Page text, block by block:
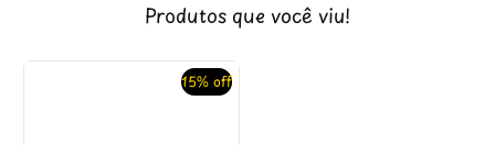
Produtos que você viu!
15% off